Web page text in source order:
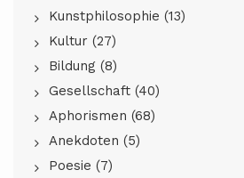
Kunstphilosophie (13)
Kultur (27)
Bildung (8)
Gesellschaft (40)
Aphorismen (68)
Anekdoten (5)
Poesie (7)